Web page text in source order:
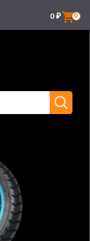
0
0 ₽